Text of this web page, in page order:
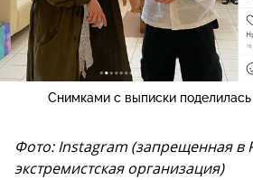
Снимками с выписки
Фото: Instagram (запрещенная в
экстремистская организация)